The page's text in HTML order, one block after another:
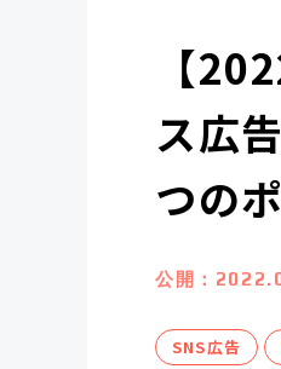
【
ス広
つの
公開：
SNS広告